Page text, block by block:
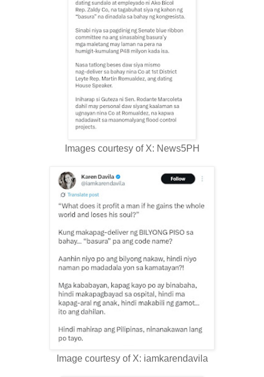
Images courtesy of X: News5PH
Image courtesy of X: iamkarendavila